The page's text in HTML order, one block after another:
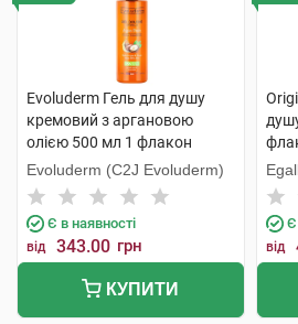
Evoluderm Гель для душу
кремовий з аргановою
олією 500 мл 1 флакон
Evoluderm (C2J Evoluderm)
Є в наявності
від 343.00 грн
КУПИТИ
Є
від